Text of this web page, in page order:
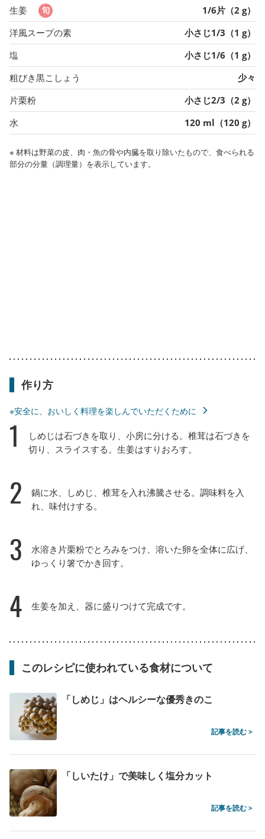
生姜
1/6片（2 g）
洋風スープの素
小さじ1/3（1 g）
塩
小さじ1/6（1 g）
粗びき黒こしょう
少々
片栗粉
小さじ2/3（2 g）
水
120 ml（120 g）
※ 材料は野菜の皮、肉・魚の骨や内臓を取り除いたもので、食べられる
部分の分量（調理量）を表示しています。
作り方
※安全に、おいしく料理を楽しんでいただくために
1
しめじは石づきを取り、小房に分ける。椎茸は石づきを
切り、スライスする。生姜はすりおろす。
2
鍋に水、しめじ、椎茸を入れ沸騰させる。調味料を入
れ、味付けする。
3
水溶き片栗粉でとろみをつけ、溶いた卵を全体に広げ、
ゆっくり箸でかき回す。
4 生姜を加え、器に盛りつけて完成です。
このレシピに使われている食材について
「しめじ」はヘルシーな優秀きのこ
記事を読む >
「しいたけ」で美味しく塩分カット
記事を読む >